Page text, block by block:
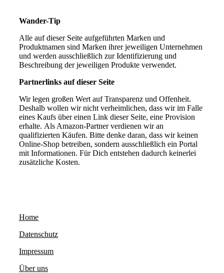
Wander-Tip
Alle auf dieser Seite aufgeführten Marken und
Produktnamen sind Marken ihrer jeweiligen Unternehmen
und werden ausschließlich zur Identifizierung und
Beschreibung der jeweiligen Produkte verwendet.
Partnerlinks auf dieser Seite
Wir legen großen Wert auf Transparenz und Offenheit.
Deshalb wollen wir nicht verheimlichen, dass wir im Falle
eines Kaufs über einen Link dieser Seite, eine Provision
erhalte. Als Amazon-Partner verdienen wir an
qualifizierten Käufen. Bitte denke daran, dass wir keinen
Online-Shop betreiben, sondern ausschließlich ein Portal
mit Informationen. Für Dich entstehen dadurch keinerlei
zusätzliche Kosten.
Home
Datenschutz
Impressum
Über uns